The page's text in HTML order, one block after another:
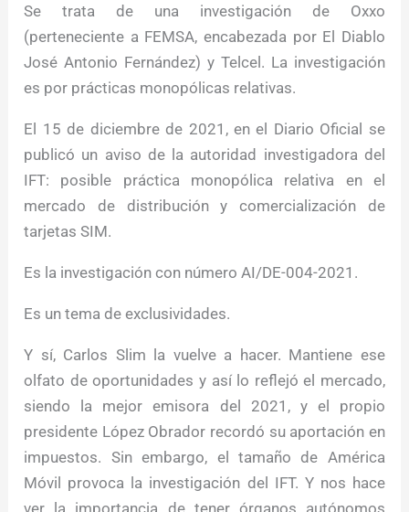
Se trata de una investigación de Oxxo
(perteneciente a FEMSA, encabezada por El Diablo
José Antonio Fernández) y Telcel. La investigación
es por prácticas monopólicas relativas.
El 15 de diciembre de 2021, en el Diario Oficial se
publicó un aviso de la autoridad investigadora del
IFT: posible práctica monopólica relativa en el
mercado de distribución y comercialización de
tarjetas SIM.
Es la investigación con número AI/DE-004-2021.
Es un tema de exclusividades.
Y sí, Carlos Slim la vuelve a hacer. Mantiene ese
olfato de oportunidades y así lo reflejó el mercado,
siendo la mejor emisora del 2021, y el propio
presidente López Obrador recordó su aportación en
impuestos. Sin embargo, el tamaño de América
Móvil provoca la investigación del IFT. Y nos hace
ver la importancia de tener órganos autónomos